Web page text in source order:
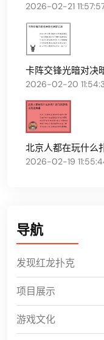
2026-02-21
卡阵交锋光暗对决
2026-02-20
北京人都在玩什么
2026-02-19
导航
发现红龙扑克
项目展示
游戏文化